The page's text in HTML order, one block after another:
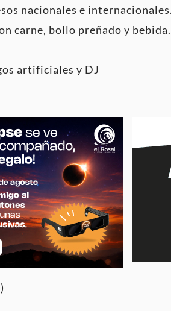
nacionales e
carne, bollo preñado y bebida.
artificiales y DJ